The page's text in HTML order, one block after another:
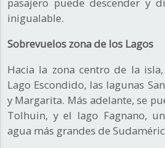
inigualable.
Sobrevuelos zona de los Lagos
Hacia la zona centro de la
Lago Escondido, las lagunas
y Margarita. Más adelante, se
Tolhuin, y el lago Fagnano,
agua más grandes de